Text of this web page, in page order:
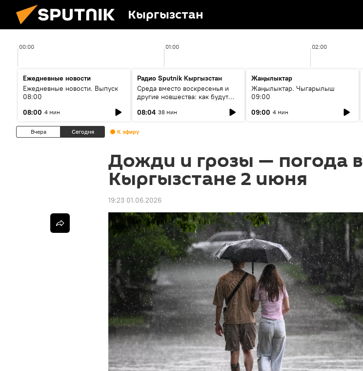
Кыргызстан
00:00 01:00 02:00
Ежедневные новости
Ежедневные новости. Выпуск
08:00
08:00 4 мин
Радио Sputnik Кыргызстан
Среда вместо воскресенья и
другие новшества: как будут
08:04 38 мин
Жаңылыктар
Жаңылыктар. Чыгарылыш
09:00
09:00 4 мин
Вчера Сегодня К эфиру
Дожди и грозы — погода в
Кыргызстане 2 июня
19:23 01.06.2026